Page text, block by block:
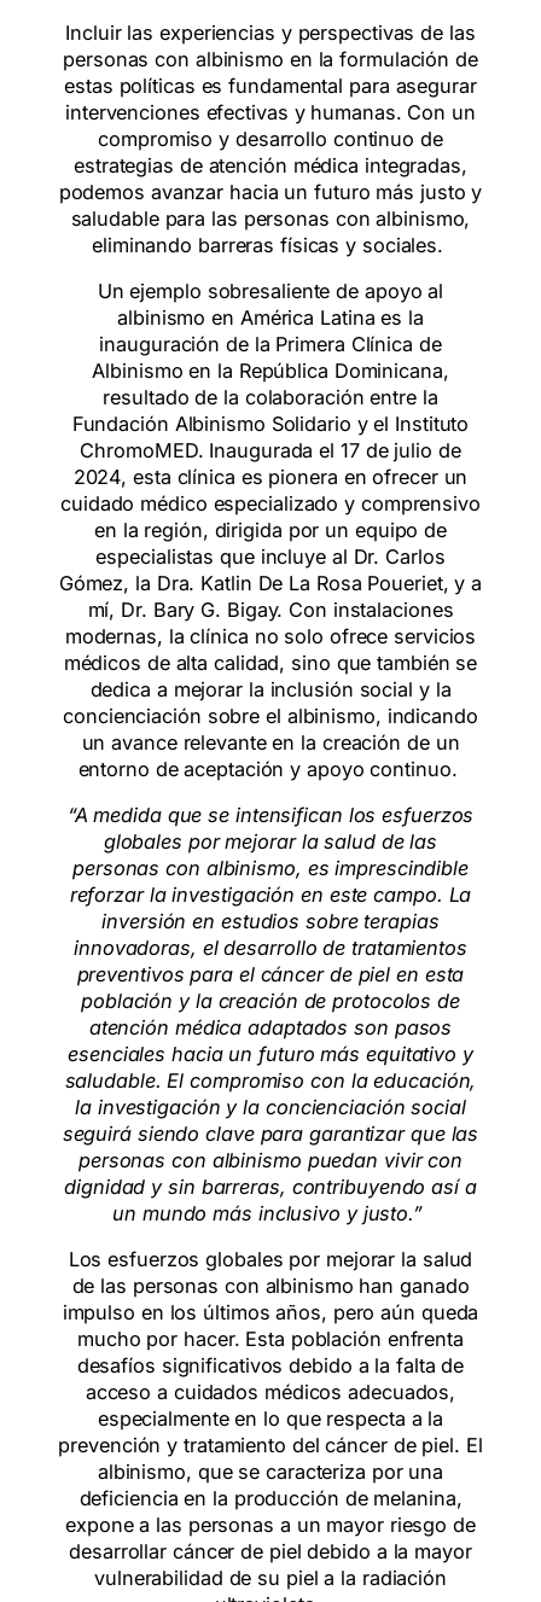
Incluir las experiencias y perspectivas de las
personas con albinismo en la formulación de
estas políticas es fundamental para asegurar
intervenciones efectivas y humanas. Con un
compromiso y desarrollo continuo de
estrategias de atención médica integradas,
podemos avanzar hacia un futuro más justo y
saludable para las personas con albinismo,
eliminando barreras físicas y sociales.
Un ejemplo sobresaliente de apoyo al
albinismo en América Latina es la
inauguración de la Primera Clínica de
Albinismo en la República Dominicana,
resultado de la colaboración entre la
Fundación Albinismo Solidario y el Instituto
ChromoMED. Inaugurada el 17 de julio de
2024, esta clínica es pionera en ofrecer un
cuidado médico especializado y comprensivo
en la región, dirigida por un equipo de
especialistas que incluye al Dr. Carlos
Gómez, la Dra. Katlin De La Rosa Poueriet, y a
mí, Dr. Bary G. Bigay. Con instalaciones
modernas, la clínica no solo ofrece servicios
médicos de alta calidad, sino que también se
dedica a mejorar la inclusión social y la
concienciación sobre el albinismo, indicando
un avance relevante en la creación de un
entorno de aceptación y apoyo continuo.
“A medida que se intensifican los esfuerzos
globales por mejorar la salud de las
personas con albinismo, es imprescindible
reforzar la investigación en este campo. La
inversión en estudios sobre terapias
innovadoras, el desarrollo de tratamientos
preventivos para el cáncer de piel en esta
población y la creación de protocolos de
atención médica adaptados son pasos
esenciales hacia un futuro más equitativo y
saludable. El compromiso con la educación,
la investigación y la concienciación social
seguirá siendo clave para garantizar que las
personas con albinismo puedan vivir con
dignidad y sin barreras, contribuyendo así a
un mundo más inclusivo y justo.”
Los esfuerzos globales por mejorar la salud
de las personas con albinismo han ganado
impulso en los últimos años, pero aún queda
mucho por hacer. Esta población enfrenta
desafíos significativos debido a la falta de
acceso a cuidados médicos adecuados,
especialmente en lo que respecta a la
prevención y tratamiento del cáncer de piel. El
albinismo, que se caracteriza por una
deficiencia en la producción de melanina,
expone a las personas a un mayor riesgo de
desarrollar cáncer de piel debido a la mayor
vulnerabilidad de su piel a la radiación